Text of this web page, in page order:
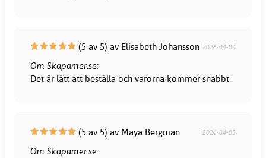
(5 av 5) av Elisabeth Johansson 2026-04-04
Om Skapamer.se:
Det är lätt att beställa och varorna kommer snabbt.
(5 av 5) av Maya Bergman 2026-04-05
Om Skapamer.se: